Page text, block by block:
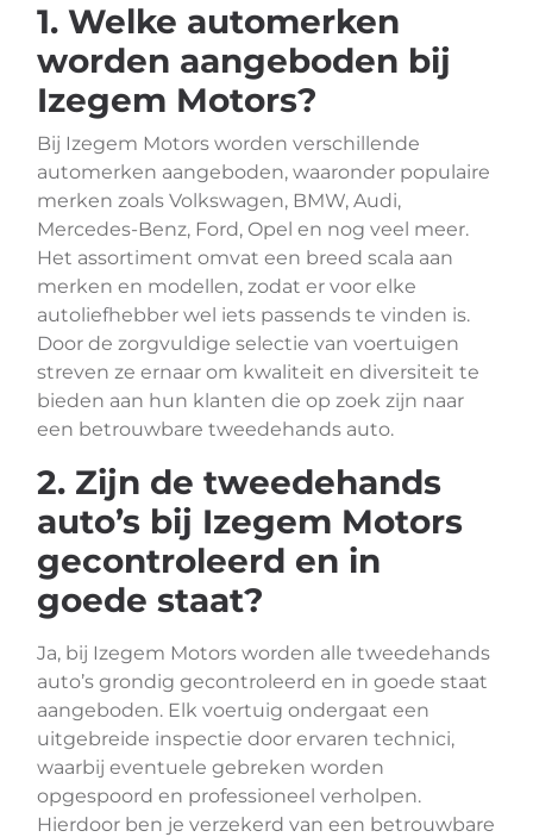
1. Welke automerken
worden aangeboden bij
Izegem Motors?
Bij Izegem Motors worden verschillende
automerken aangeboden, waaronder populaire
merken zoals Volkswagen, BMW, Audi,
Mercedes-Benz, Ford, Opel en nog veel meer.
Het assortiment omvat een breed scala aan
merken en modellen, zodat er voor elke
autoliefhebber wel iets passends te vinden is.
Door de zorgvuldige selectie van voertuigen
streven ze ernaar om kwaliteit en diversiteit te
bieden aan hun klanten die op zoek zijn naar
een betrouwbare tweedehands auto.
2. Zijn de tweedehands
auto’s bij Izegem Motors
gecontroleerd en in
goede staat?
Ja, bij Izegem Motors worden alle tweedehands
auto’s grondig gecontroleerd en in goede staat
aangeboden. Elk voertuig ondergaat een
uitgebreide inspectie door ervaren technici,
waarbij eventuele gebreken worden
opgespoord en professioneel verholpen.
Hierdoor ben je verzekerd van een betrouwbare